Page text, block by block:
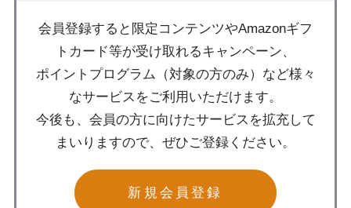
会員登録すると限定コンテンツやAmazonギフ
トカード等が受け取れるキャンペーン、
ポイントプログラム（対象の方のみ）など様々
なサービスをご利用いただけます。
今後も、会員の方に向けたサービスを拡充して
まいりますので、ぜひご登録ください。
新規会員登録